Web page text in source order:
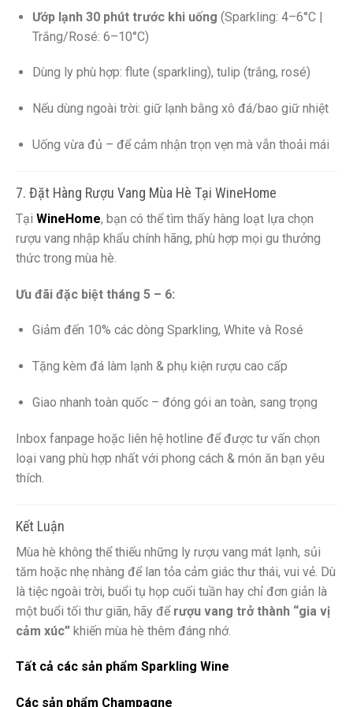
Ướp lạnh 30 phút trước khi uống (Sparkling: 4–6°C |
Trắng/Rosé: 6–10°C)
Dùng ly phù hợp: flute (sparkling), tulip (trắng, rosé)
Nếu dùng ngoài trời: giữ lạnh bằng xô đá/bao giữ nhiệt
Uống vừa đủ – để cảm nhận trọn vẹn mà vẫn thoải mái
7. Đặt Hàng Rượu Vang Mùa Hè Tại WineHome
Tại WineHome, bạn có thể tìm thấy hàng loạt lựa chọn
rượu vang nhập khẩu chính hãng, phù hợp mọi gu thưởng
thức trong mùa hè.
Ưu đãi đặc biệt tháng 5 – 6:
Giảm đến 10% các dòng Sparkling, White và Rosé
Tặng kèm đá làm lạnh & phụ kiện rượu cao cấp
Giao nhanh toàn quốc – đóng gói an toàn, sang trọng
Inbox fanpage hoặc liên hệ hotline để được tư vấn chọn
loại vang phù hợp nhất với phong cách & món ăn bạn yêu
thích.
Kết Luận
Mùa hè không thể thiếu những ly rượu vang mát lạnh, sủi
tăm hoặc nhẹ nhàng để lan tỏa cảm giác thư thái, vui vẻ. Dù
là tiệc ngoài trời, buổi tụ họp cuối tuần hay chỉ đơn giản là
một buổi tối thư giãn, hãy để rượu vang trở thành “gia vị
cảm xúc” khiến mùa hè thêm đáng nhớ.
Tất cả các sản phẩm Sparkling Wine
Các sản phẩm Champagne